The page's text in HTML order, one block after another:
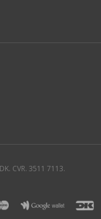
CVR. 3511 7113.